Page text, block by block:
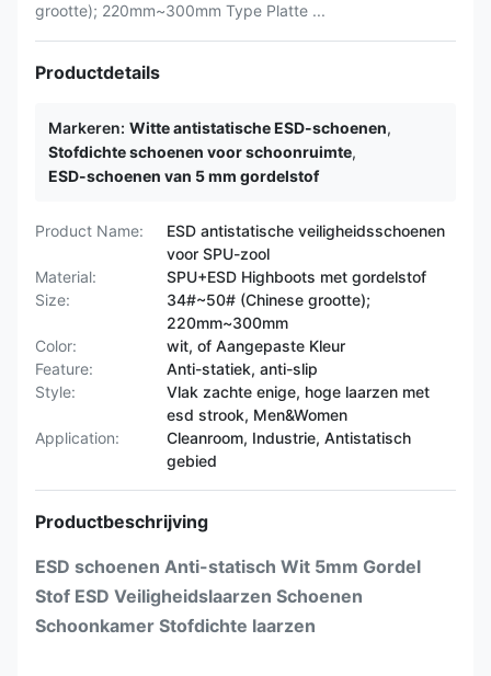
grootte); 220mm~300mm Type Platte ...
Productdetails
Markeren: Witte antistatische ESD-schoenen,
Stofdichte schoenen voor schoonruimte,
ESD-schoenen van 5 mm gordelstof
Product Name:
ESD antistatische veiligheidsschoenen
voor SPU-zool
Material:
SPU+ESD Highboots met gordelstof
Size:
34#~50# (Chinese grootte);
220mm~300mm
Color:
wit, of Aangepaste Kleur
Feature:
Anti-statiek, anti-slip
Style:
Vlak zachte enige, hoge laarzen met
esd strook, Men&Women
Application:
Cleanroom, Industrie, Antistatisch
gebied
Productbeschrijving
ESD schoenen Anti-statisch Wit 5mm Gordel
Stof ESD Veiligheidslaarzen Schoenen
Schoonkamer Stofdichte laarzen